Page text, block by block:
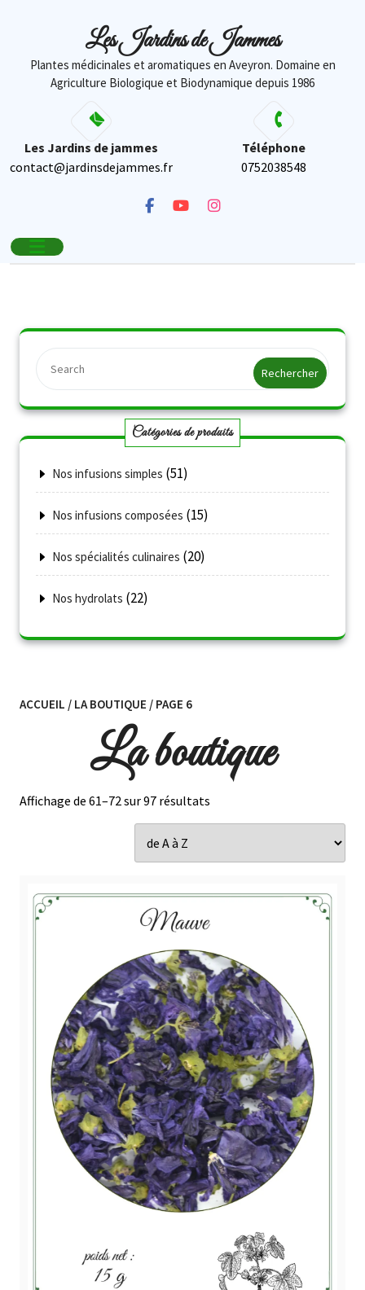
Les Jardins de Jammes
Plantes médicinales et aromatiques en Aveyron. Domaine en
Agriculture Biologique et Biodynamique depuis 1986
Les Jardins de jammes
contact@jardinsdejammes.fr
Téléphone
0752038548
Catégories de produits
Nos infusions simples (51)
Nos infusions composées (15)
Nos spécialités culinaires (20)
Nos hydrolats (22)
ACCUEIL / LA BOUTIQUE / PAGE 6
La boutique
Affichage de 61–72 sur 97 résultats